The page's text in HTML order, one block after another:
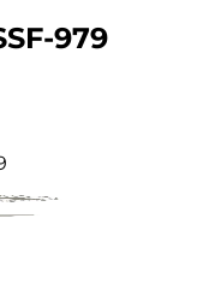
979